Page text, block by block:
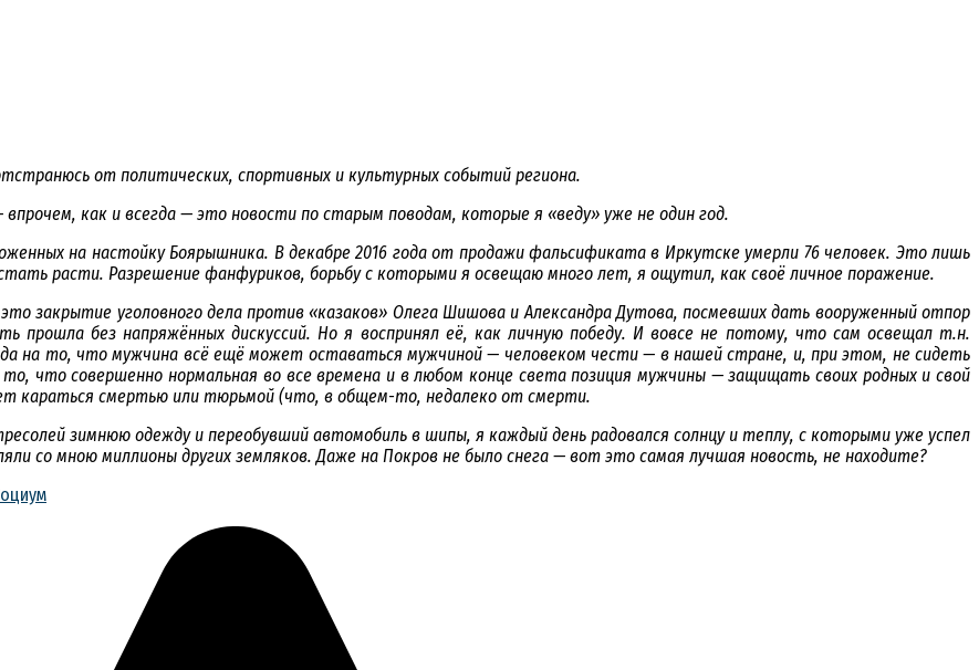
от политических, спортивных и культурных событий региона.
как и всегда — это новости по старым поводам, которые я «веду» уже не один год.
на настойку Боярышника. В декабре 2016 года от продажи фальсификата в Иркутске умерли 76 человек. Это лишь
расти. Разрешение фанфуриков, борьбу с которыми я освещаю много лет, я ощутил, как своё личное поражение.
закрытие уголовного дела против «казаков» Олега Шишова и Александра Дутова, посмевших дать вооруженный отпор
прошла без напряжённых дискуссий. Но я воспринял её, как личную победу. И вовсе не потому, что сам освещал т.н.
на то, что мужчина всё ещё может оставаться мужчиной — человеком чести — в нашей стране, и, при этом, не сидеть
что совершенно нормальная во все времена и в любом конце света позиция мужчины — защищать своих родных и свой
караться смертью или тюрьмой (что, в общем-то, недалеко от смерти.
зимнюю одежду и переобувший автомобиль в шипы, я каждый день радовался солнцу и теплу, с которыми уже успел
со мною миллионы других земляков. Даже на Покров не было снега — вот это самая лучшая новость, не находите?